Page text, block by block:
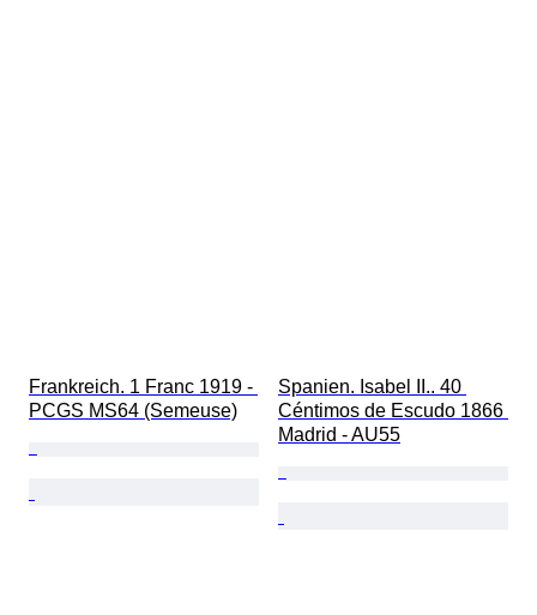
Frankreich. 1 Franc 1919 -
PCGS MS64 (Semeuse)
Spanien. Isabel II.. 40
Céntimos de Escudo 1866
Madrid - AU55